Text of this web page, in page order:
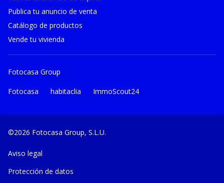
Publica tu anuncio de venta
Catálogo de productos
Vende tu vivienda
Fotocasa Group
Fotocasa habitaclia ImmoScout24
©2026 Fotocasa Group, S.L.U.
Aviso legal
Protección de datos